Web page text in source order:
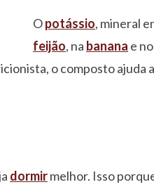
Opotássio, mineral
feijão, na banana e
o composto ajuda
dormirmelhor. Isso